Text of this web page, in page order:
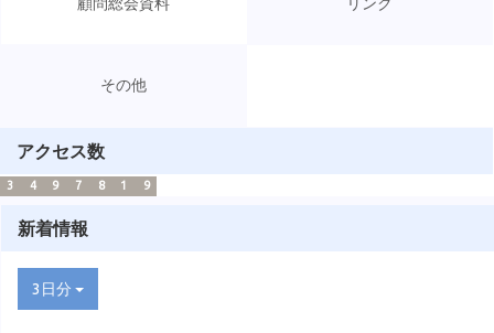
その他
アクセス数
3 4 9 7 8 1 9
新着情報
3日分